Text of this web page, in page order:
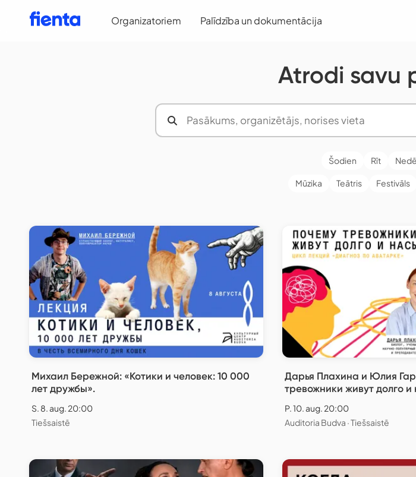
Organizatoriem Palīdzība un dokumentācija
Atrodi savu
Šodien Rīt
Mūzika Teātris Festivāls
Михаил Бережной: «Котики и человек: 10 000
лет дружбы».
S. 8. aug. 20:00
Tiešsaistē
Дарья Плахина и Юлия
тревожники живут долго
P. 10. aug. 20:00
Auditoria Budva · Tiešsaistē